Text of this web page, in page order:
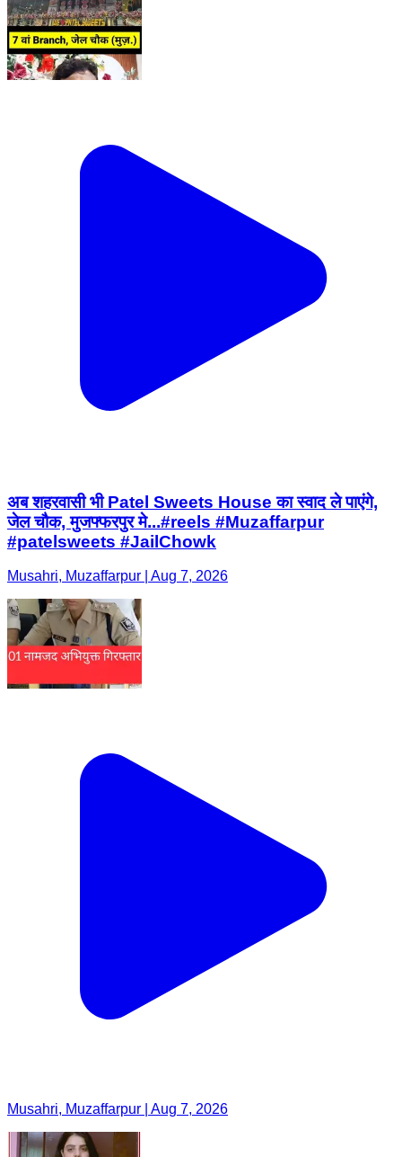
अब शहरवासी भी Patel Sweets House का स्वाद ले पाएंगे,
जेल चौक, मुजफ्फरपुर मे...#reels #Muzaffarpur
#patelsweets #JailChowk
Musahri, Muzaffarpur | Aug 7, 2026
Musahri, Muzaffarpur | Aug 7, 2026